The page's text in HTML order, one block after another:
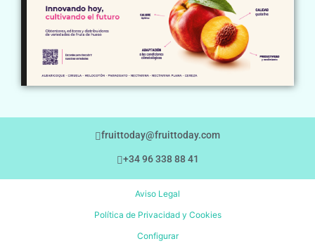
fruittoday@fruittoday.com
+34 96 338 88 41
Aviso Legal
Política de Privacidad y Cookies
Configurar